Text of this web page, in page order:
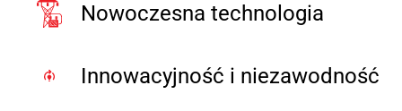
Nowoczesna technologia
Innowacyjność i niezawodność